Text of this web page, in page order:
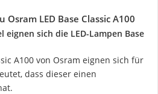
LED Base Classic A100
eignen sich die LED-Lampen Base
A100 von Osram eignen sich für
dass dieser einen